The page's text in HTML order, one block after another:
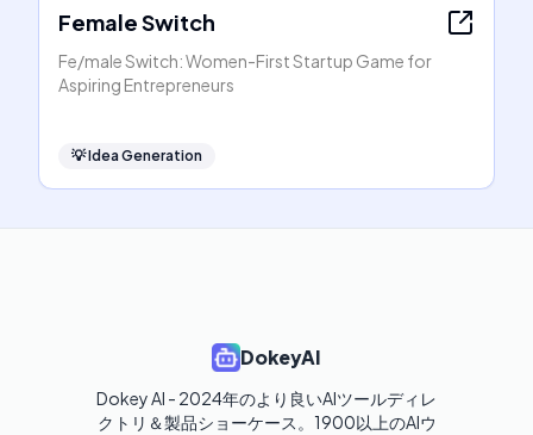
Female Switch
Fe/male Switch: Women-First Startup Game for
Aspiring Entrepreneurs
💡Idea Generation
DokeyAI
Dokey AI - 2024年のより良いAIツールディレ
クトリ＆製品ショーケース。1900以上のAIウ